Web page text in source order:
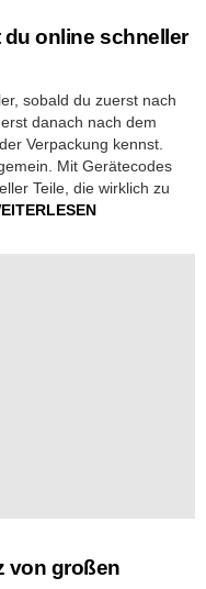
du online schneller
sobald du zuerst nach
danach nach dem
Verpackung kennst.
Mit Gerätecodes
Teile, die wirklich zu
von großen